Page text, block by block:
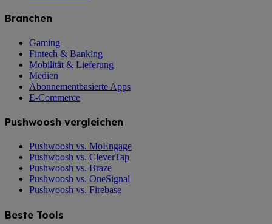
Branchen
Gaming
Fintech & Banking
Mobilität & Lieferung
Medien
Abonnementbasierte Apps
E-Commerce
Pushwoosh vergleichen
Pushwoosh vs. MoEngage
Pushwoosh vs. CleverTap
Pushwoosh vs. Braze
Pushwoosh vs. OneSignal
Pushwoosh vs. Firebase
Beste Tools